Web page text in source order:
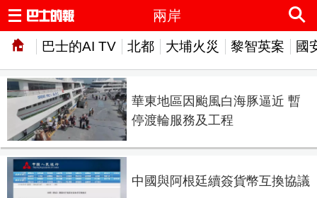
巴士的AI TV 北都 大埔火災 黎智英案 國
兩岸
華東地區因颱風白海豚逼近 暫
停渡輪服務及工程
中國與阿根廷續簽貨幣互換協議